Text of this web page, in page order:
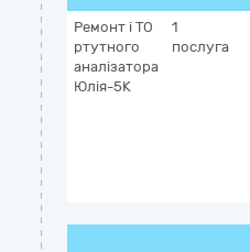
Ремонт і ТО
ртутного
аналізатора
Юлія-5К
1
послуга